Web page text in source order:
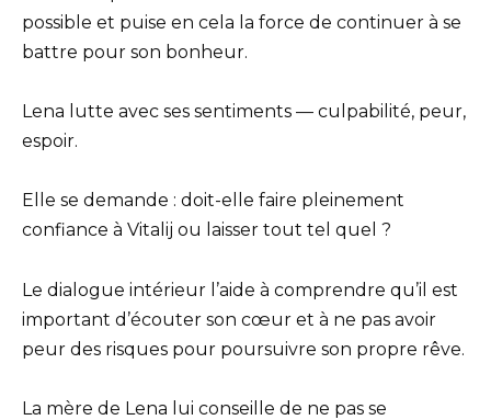
possible et puise en cela la force de continuer à se
battre pour son bonheur.
Lena lutte avec ses sentiments — culpabilité, peur,
espoir.
Elle se demande : doit-elle faire pleinement
confiance à Vitalij ou laisser tout tel quel ?
Le dialogue intérieur l’aide à comprendre qu’il est
important d’écouter son cœur et à ne pas avoir
peur des risques pour poursuivre son propre rêve.
La mère de Lena lui conseille de ne pas se